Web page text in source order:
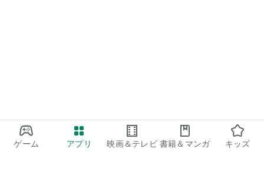
ゲーム アプリ 映画＆テレビ 書籍＆マンガ キッズ